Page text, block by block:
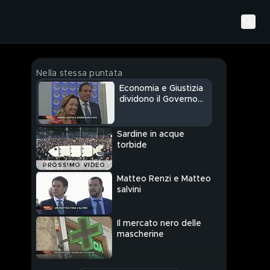
Nella stessa puntata
Economia e Giustizia
dividono il Governo
PROSSIMO VIDEO
Sardine in acque
torbide
Matteo Renzi e Matteo
salvini
Il mercato nero delle
mascherine